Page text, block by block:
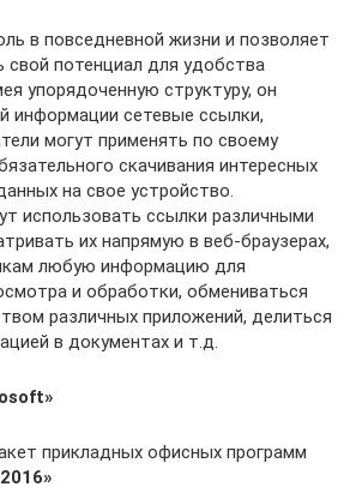
в повседневной жизни и позволяет
свой потенциал для удобства
упорядоченную структуру, он
информации сетевые ссылки,
могут применять по своему
скачивания интересных
на свое устройство.
использовать ссылки различными
их напрямую в веб-браузерах,
любую информацию для
и обработки, обмениваться
различных приложений, делиться
в документах и т.д.
прикладных офисных программ